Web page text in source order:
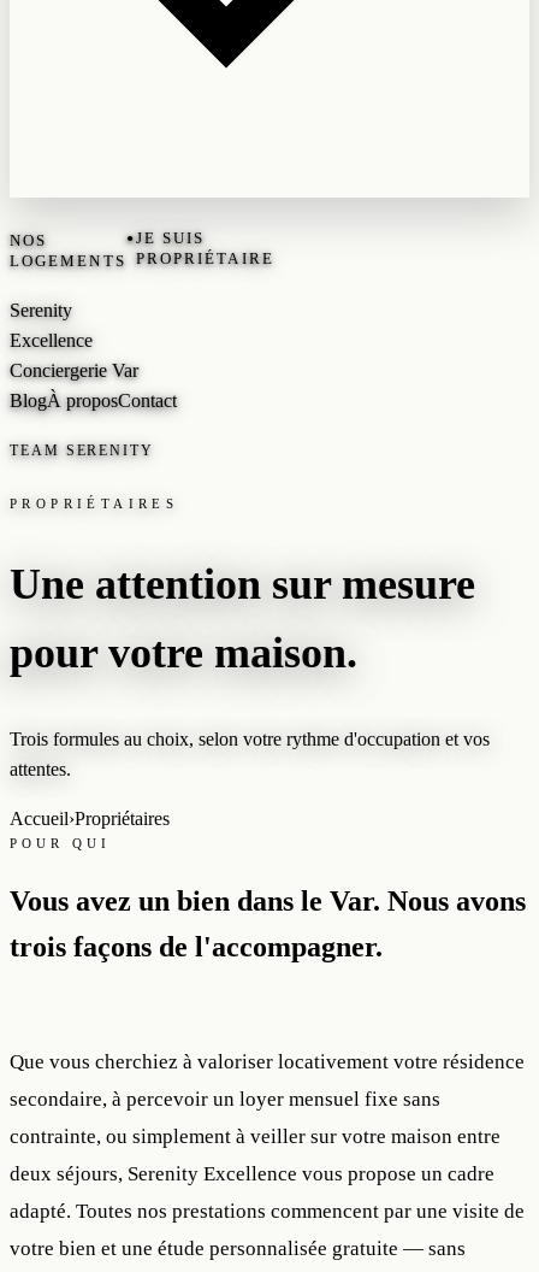
NOS
LOGEMENTS
•JE SUIS
PROPRIÉTAIRE
Serenity
Excellence
Conciergerie Var
BlogÀ proposContact
TEAM SERENITY
PROPRIÉTAIRES
Une attention sur mesure
pour votre maison.
Trois formules au choix, selon votre rythme d'occupation et vos
attentes.
Accueil›Propriétaires
POUR QUI
Vous avez un bien dans le Var. Nous avons
trois façons de l'accompagner.
Que vous cherchiez à valoriser locativement votre résidence
secondaire, à percevoir un loyer mensuel fixe sans
contrainte, ou simplement à veiller sur votre maison entre
deux séjours, Serenity Excellence vous propose un cadre
adapté. Toutes nos prestations commencent par une visite de
votre bien et une étude personnalisée gratuite — sans